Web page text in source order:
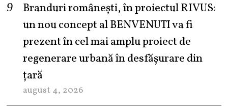
Branduri românești, în proiectul RIVUS:
un nou concept al BENVENUTI va fi
prezent în cel mai amplu proiect de
regenerare urbană în desfășurare din
țară
august 4, 2026